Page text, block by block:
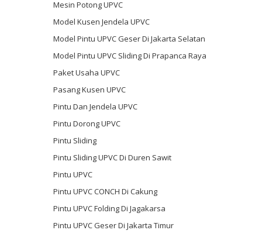
Mesin Potong UPVC
Model Kusen Jendela UPVC
Model Pintu UPVC Geser Di Jakarta Selatan
Model Pintu UPVC Sliding Di Prapanca Raya
Paket Usaha UPVC
Pasang Kusen UPVC
Pintu Dan Jendela UPVC
Pintu Dorong UPVC
Pintu Sliding
Pintu Sliding UPVC Di Duren Sawit
Pintu UPVC
Pintu UPVC CONCH Di Cakung
Pintu UPVC Folding Di Jagakarsa
Pintu UPVC Geser Di Jakarta Timur